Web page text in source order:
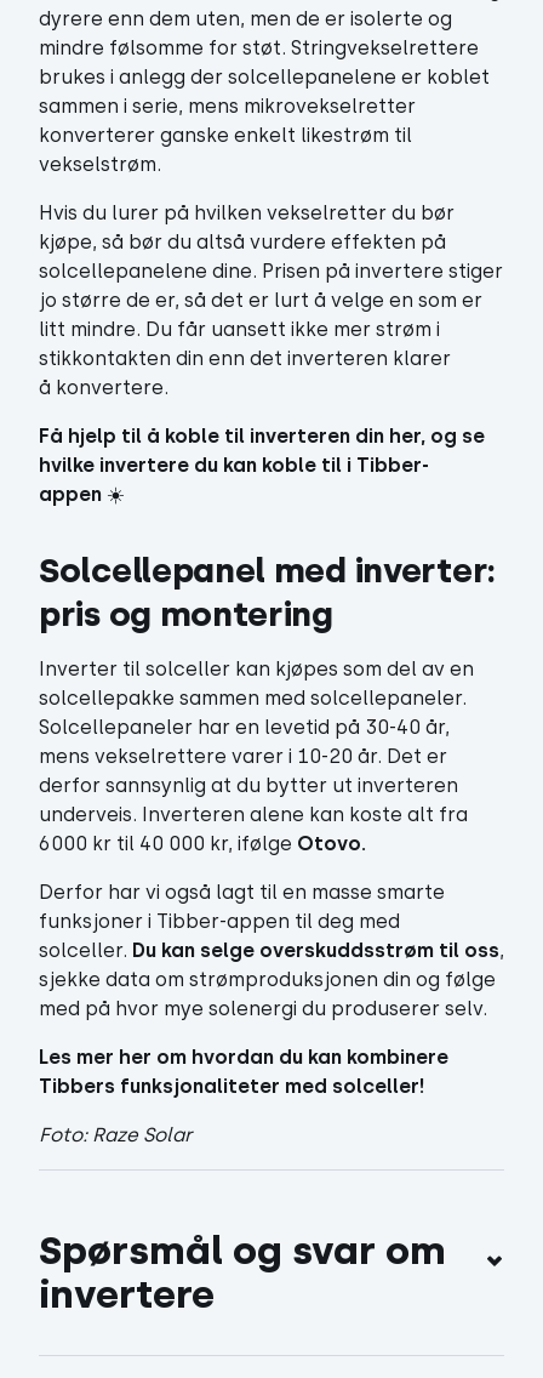
dyrere enn dem uten, men de er isolerte og
mindre følsomme for støt. Stringvekselrettere
brukes i anlegg der solcellepanelene er koblet
sammen i serie, mens mikrovekselretter
konverterer ganske enkelt likestrøm til
vekselstrøm.
Hvis du lurer på hvilken vekselretter du bør
kjøpe, så bør du altså vurdere effekten på
solcellepanelene dine. Prisen på invertere stiger
jo større de er, så det er lurt å velge en som er
litt mindre. Du får uansett ikke mer strøm i
stikkontakten din enn det inverteren klarer
å konvertere.
Få hjelp til å koble til inverteren din her, og se
hvilke invertere du kan koble til i Tibber-
appen ☀️
Solcellepanel med inverter:
pris og montering
Inverter til solceller kan kjøpes som del av en
solcellepakke sammen med solcellepaneler.
Solcellepaneler har en levetid på 30-40 år,
mens vekselrettere varer i 10-20 år. Det er
derfor sannsynlig at du bytter ut inverteren
underveis. Inverteren alene kan koste alt fra
6000 kr til 40 000 kr, ifølge Otovo.
Derfor har vi også lagt til en masse smarte
funksjoner i Tibber-appen til deg med
solceller. Du kan selge overskuddsstrøm til oss,
sjekke data om strømproduksjonen din og følge
med på hvor mye solenergi du produserer selv.
Les mer her om hvordan du kan kombinere
Tibbers funksjonaliteter med solceller!
Foto: Raze Solar
Spørsmål og svar om
invertere